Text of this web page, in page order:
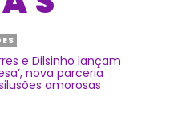
e Dilsinho lançam
nova parceria
amorosas